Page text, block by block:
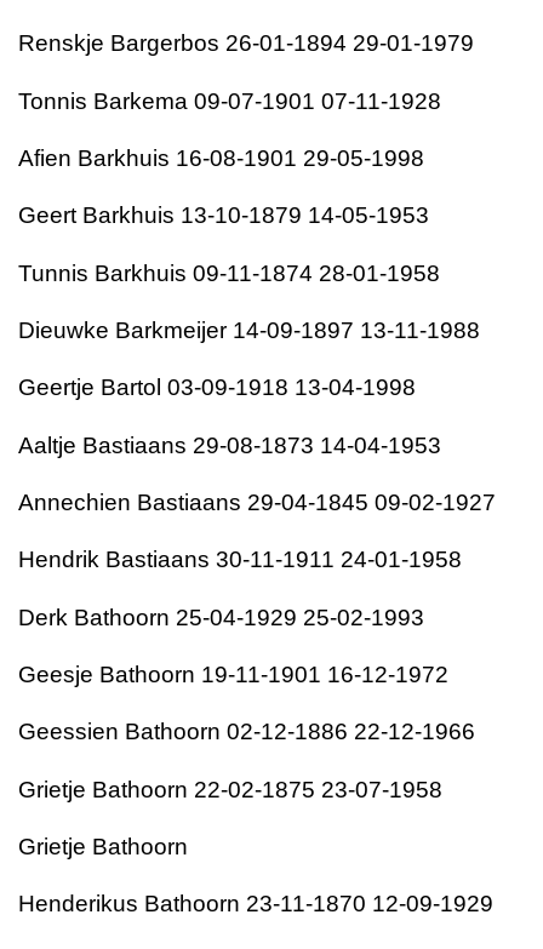
Renskje Bargerbos 26-01-1894 29-01-1979
Tonnis Barkema 09-07-1901 07-11-1928
Afien Barkhuis 16-08-1901 29-05-1998
Geert Barkhuis 13-10-1879 14-05-1953
Tunnis Barkhuis 09-11-1874 28-01-1958
Dieuwke Barkmeijer 14-09-1897 13-11-1988
Geertje Bartol 03-09-1918 13-04-1998
Aaltje Bastiaans 29-08-1873 14-04-1953
Annechien Bastiaans 29-04-1845 09-02-1927
Hendrik Bastiaans 30-11-1911 24-01-1958
Derk Bathoorn 25-04-1929 25-02-1993
Geesje Bathoorn 19-11-1901 16-12-1972
Geessien Bathoorn 02-12-1886 22-12-1966
Grietje Bathoorn 22-02-1875 23-07-1958
Grietje Bathoorn
Henderikus Bathoorn 23-11-1870 12-09-1929